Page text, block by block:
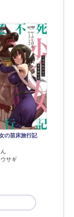
の苗床旅行記
サギ